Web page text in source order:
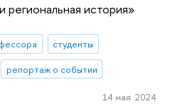
региональная история»
студенты
репортаж о событии
14 мая 2024